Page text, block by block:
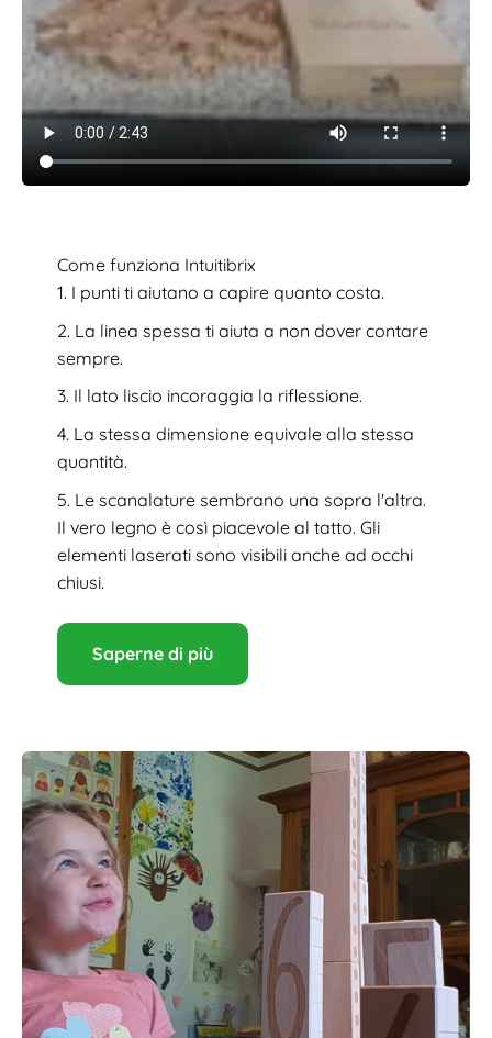
Come funziona Intuitibrix
I punti ti aiutano a capire quanto costa.
La linea spessa ti aiuta a non dover contare
sempre.
Il lato liscio incoraggia la riflessione.
La stessa dimensione equivale alla stessa
quantità.
Le scanalature sembrano una sopra l'altra.
Il vero legno è così piacevole al tatto. Gli
elementi laserati sono visibili anche ad occhi
chiusi.
Saperne di più